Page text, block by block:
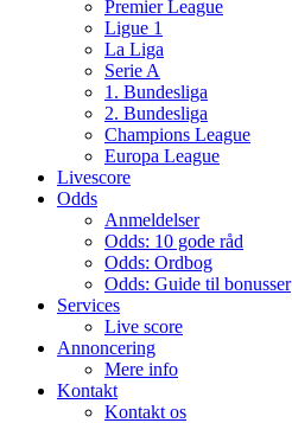
Premier League
Ligue 1
La Liga
Serie A
1. Bundesliga
2. Bundesliga
Champions League
Europa League
Livescore
Odds
Anmeldelser
Odds: 10 gode råd
Odds: Ordbog
Odds: Guide til bonusser
Services
Live score
Annoncering
Mere info
Kontakt
Kontakt os